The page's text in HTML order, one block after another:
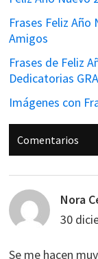
Frases Feliz Año
Amigos
Frases de Feliz
Dedicatorias
Imágenes con
Interacciones
con
los
lectores
Comentarios
Nora
30
Se me hacen